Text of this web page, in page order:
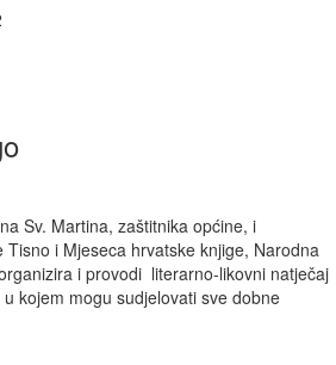
Sv. Martina, zaštitnika općine, i
i Mjeseca hrvatske knjige, Narodna
i provodi literarno-likovni natječaj
u kojem mogu sudjelovati sve dobne